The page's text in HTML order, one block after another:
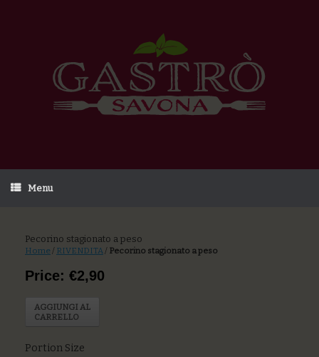
Menu
Pecorino stagionato a peso
Home / RIVENDITA/ Pecorino stagionato a peso
Price: €2,90
AGGIUNGI AL
CARRELLO
Portion Size